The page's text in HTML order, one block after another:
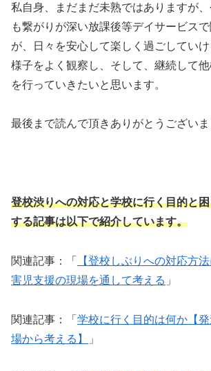
私自身、まだまだ未熟ではありますが
も繋がりが深い放課後等デイサービス
が、日々を安心して楽しく過ごしてい
様子をよく観察し、そして、継続して
を行っていきたいと思います。
最後まで読んで頂きありがとうございま
登校渋りへの対応と学校に行く目的と
する記事は以下で紹介しています。
関連記事：「
【登校しぶりへの対応方
害児支援の現場を通して考える 」
関連記事：「 学校に行く目的は何か【
場から考える】
」